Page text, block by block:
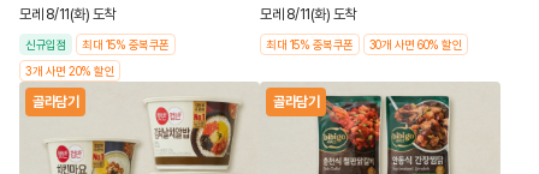
모레 8/11(화) 도착
신규입점
최대 15% 중복쿠폰
3개 사면 20% 할인
모레 8/11(화) 도착
최대 15% 중복쿠폰 30개 사면 60% 할인
골라담기 골라담기